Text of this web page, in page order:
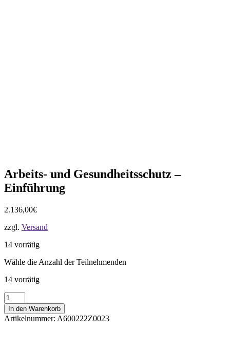
Arbeits- und Gesundheitsschutz –
Einführung
2.136,00€
zzgl. Versand
14 vorrätig
Wähle die Anzahl der Teilnehmenden
14 vorrätig
Arbeits-
und
Gesundheitsschutz
-
In den Warenkorb
Artikelnummer: A600222Z0023